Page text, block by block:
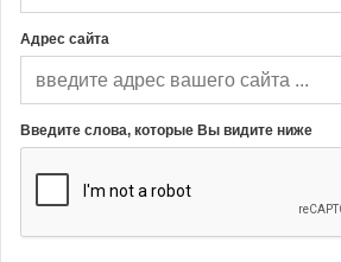
Адрес сайта
Введите слова, которые Вы видите ниже